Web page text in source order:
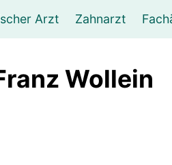
Arzt Zahnarzt
Wollein